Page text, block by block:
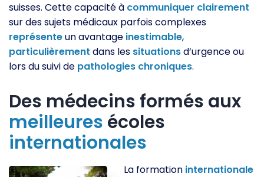
suisses. Cette capacité à communiquer clairement
sur des sujets médicaux parfois complexes
représenteun avantage inestimable,
particulièrement dans les situationsd’urgence ou
lors du suivi de pathologies chroniques.
Des médecins formés aux
meilleures écoles
internationales
La formation internationale